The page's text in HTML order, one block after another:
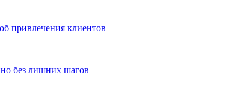
привлечения клиентов
без лишних шагов